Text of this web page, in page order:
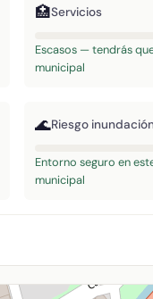
🏥Servicios
Escasos — tendrás
municipal
🌊Riesgo
Entorno seguro en
municipal